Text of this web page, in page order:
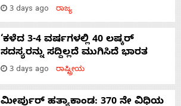
3 days ago ರಾಜ್ಯ
‘ಕಳೆದ 3-4 ವರ್ಷಗಳಲ್ಲಿ 40 ಲಷ್ಕರ್
ಸದಸ್ಯರನ್ನು ಸದ್ದಿಲ್ಲದೆ ಮುಗಿಸಿದೆ ಭಾರತ
3 days ago ರಾಷ್ಟ್ರೀಯ
ಮೀರ್ಪುರ್ ಹತ್ಯಾಕಾಂಡ: 370 ನೇ ವಿಧಿಯ